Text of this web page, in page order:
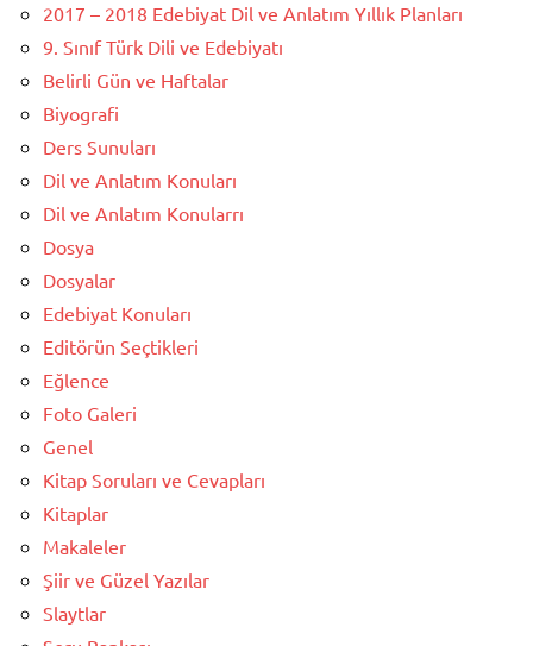
2017 – 2018 Edebiyat Dil ve Anlatım Yıllık Planları
9. Sınıf Türk Dili ve Edebiyatı
Belirli Gün ve Haftalar
Biyografi
Ders Sunuları
Dil ve Anlatım Konuları
Dil ve Anlatım Konularrı
Dosya
Dosyalar
Edebiyat Konuları
Editörün Seçtikleri
Eğlence
Foto Galeri
Genel
Kitap Soruları ve Cevapları
Kitaplar
Makaleler
Şiir ve Güzel Yazılar
Slaytlar